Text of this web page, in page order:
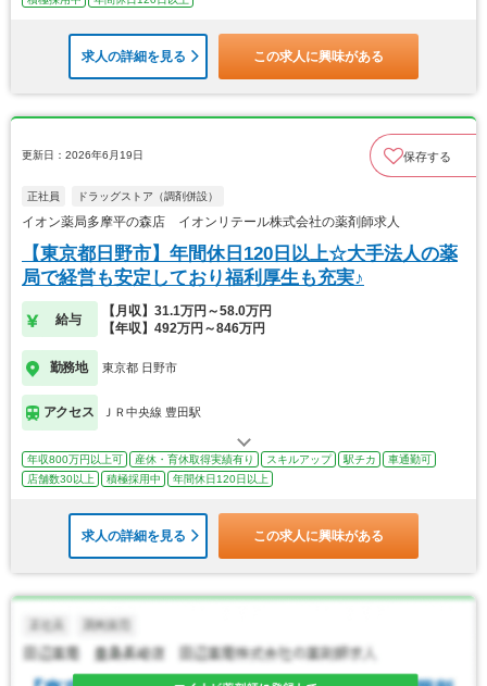
求人の詳細を見る この求人に興味がある
更新日：2026年6月19日 保存する
正社員 ドラッグストア（調剤併設）
イオン薬局多摩平の森店 イオンリテール株式会社の薬剤師求人
【東京都日野市】年間休日120日以上☆大手法人の薬
局で経営も安定しており福利厚生も充実♪
給与
【月収】31.1万円～58.0万円
【年収】492万円～846万円
勤務地 東京都 日野市
アクセス ＪＲ中央線 豊田駅
年収800万円以上可 産休・育休取得実績有り スキルアップ 駅チカ
車通勤可
店舗数30以上
積極採用中 年間休日120日以上
求人の詳細を見る この求人に興味がある